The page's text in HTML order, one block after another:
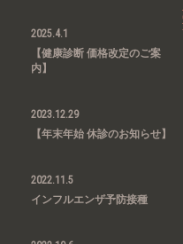
2025.4.1
【健康診断 価格改定のご案
内】
2023.12.29
【年末年始 休診のお知らせ】
2022.11.5
インフルエンザ予防接種